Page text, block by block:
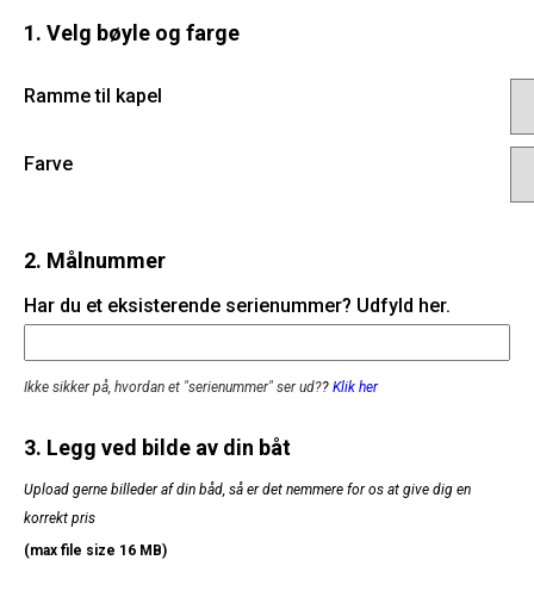
1. Velg bøyle og farge
Ramme til kapel
Farve
2. Målnummer
Har du et eksisterende serienummer? Udfyld her.
Ikke sikker på, hvordan et "serienummer" ser ud?? Klik her
3. Legg ved bilde av din båt
Upload gerne billeder af din båd, så er det nemmere for os at give dig en
korrekt pris
(max file size 16 MB)